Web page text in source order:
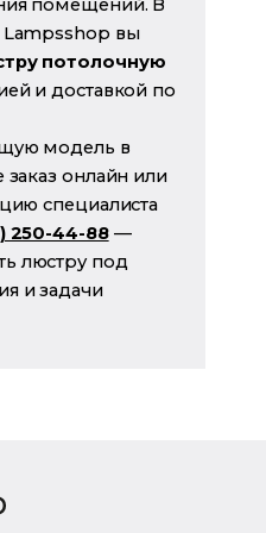
помещений. В
Lampsshop вы
потолочную
и доставкой по
модель в
заказ онлайн или
специалиста
250-44-88—
люстру под
и задачи